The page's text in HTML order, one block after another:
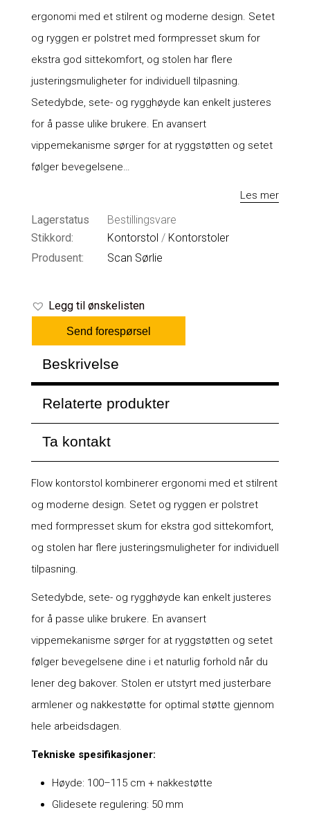
ergonomi med et stilrent og moderne design. Setet
og ryggen er polstret med formpresset skum for
ekstra god sittekomfort, og stolen har flere
justeringsmuligheter for individuell tilpasning.
Setedybde, sete- og rygghøyde kan enkelt justeres
for å passe ulike brukere. En avansert
vippemekanisme sørger for at ryggstøtten og setet
følger bevegelsene…
Les mer
Lagerstatus
Bestillingsvare
Stikkord:
Kontorstol / Kontorstoler
Produsent:
Scan Sørlie
Legg til ønskelisten
Send forespørsel
Beskrivelse
Relaterte produkter
Ta kontakt
Flow kontorstol kombinerer ergonomi med et stilrent
og moderne design. Setet og ryggen er polstret
med formpresset skum for ekstra god sittekomfort,
og stolen har flere justeringsmuligheter for individuell
tilpasning.
Setedybde, sete- og rygghøyde kan enkelt justeres
for å passe ulike brukere. En avansert
vippemekanisme sørger for at ryggstøtten og setet
følger bevegelsene dine i et naturlig forhold når du
lener deg bakover. Stolen er utstyrt med justerbare
armlener og nakkestøtte for optimal støtte gjennom
hele arbeidsdagen.
Tekniske spesifikasjoner:
Høyde: 100–115 cm + nakkestøtte
Glidesete regulering: 50 mm